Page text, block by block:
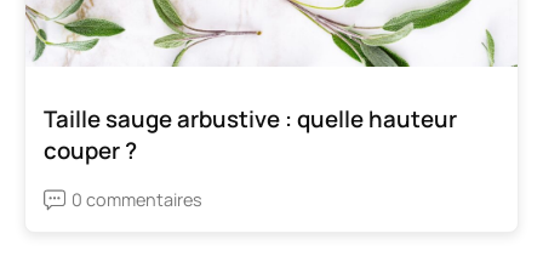
Taille sauge arbustive : quelle hauteur
couper ?
0 commentaires